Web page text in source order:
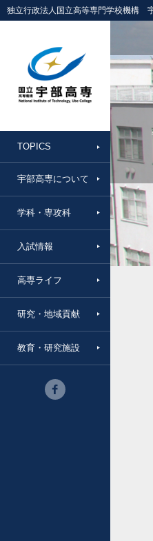
独立行政法人国立高等専門学校機構
TOPICS
宇部高専について
学科・専攻科
入試情報
高専ライフ
研究・地域貢献
教育・研究施設